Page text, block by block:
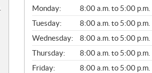
G
E
N
E
R
A
L
Monday:
8:00 a.m. to 5:00 p.m.
Tuesday:
8:00 a.m. to 5:00 p.m.
Wednesday:
8:00 a.m. to 5:00 p.m.
Thursday:
8:00 a.m. to 5:00 p.m.
Friday:
8:00 a.m. to 5:00 p.m.